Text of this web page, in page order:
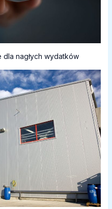
dla nagłych wydatków